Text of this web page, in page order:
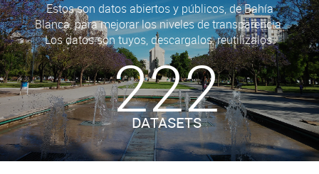
Estos son datos abiertos y públicos, de Bahía
Blanca, para mejorar los niveles de transparencia.
Los datos son tuyos, descargalos, reutilizalos.
222
DATASETS